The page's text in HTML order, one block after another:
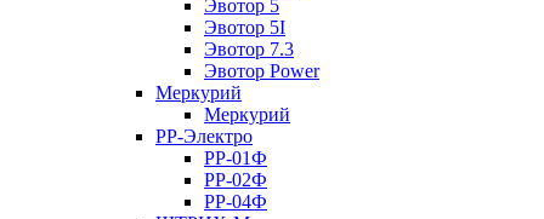
Эвотор 5
Эвотор 5I
Эвотор 7.3
Эвотор Power
Меркурий
Меркурий
РР-Электро
РР-01Ф
РР-02Ф
РР-04Ф